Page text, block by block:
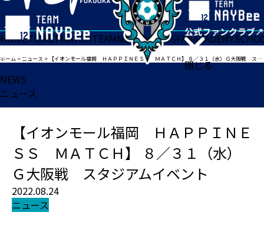
閉じる
HOMETICKETMATCHTEAMNEWSGOODSFANACADEMY
ホーム >ニュース > 【イオンモール福岡 ＨＡＰＰＩＮＥＳＳ ＭＡＴＣＨ】 ８／３１（水）Ｇ大阪戦 スタジアムイベント
NEWS
ニュース
【イオンモール福岡 ＨＡＰＰＩＮＥ
ＳＳ ＭＡＴＣＨ】 ８／３１（水）
Ｇ大阪戦 スタジアムイベント
2022.08.24
ニュース